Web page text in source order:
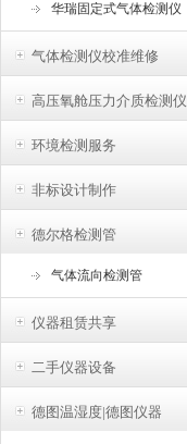
华瑞固定式气体检测仪
气体检测仪校准维修
高压氧舱压力介质检测仪
环境检测服务
非标设计制作
德尔格检测管
气体流向检测管
仪器租赁共享
二手仪器设备
德图温湿度|德图仪器